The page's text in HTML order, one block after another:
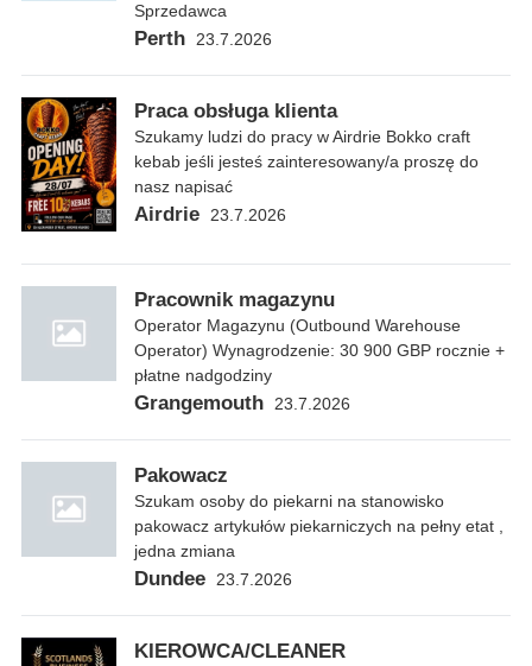
Sprzedawca
Perth 23.7.2026
Praca obsługa klienta
Szukamy ludzi do pracy w Airdrie Bokko craft
kebab jeśli jesteś zainteresowany/a proszę do
nasz napisać
Airdrie 23.7.2026
Pracownik magazynu
Operator Magazynu (Outbound Warehouse
Operator) Wynagrodzenie: 30 900 GBP rocznie +
płatne nadgodziny
Grangemouth 23.7.2026
Pakowacz
Szukam osoby do piekarni na stanowisko
pakowacz artykułów piekarniczych na pełny etat ,
jedna zmiana
Dundee 23.7.2026
KIEROWCA/CLEANER